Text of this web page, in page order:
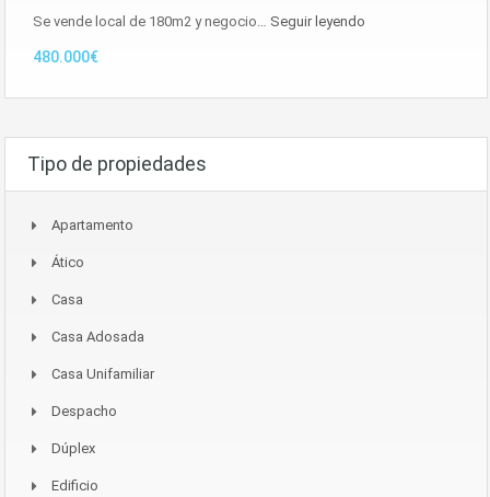
Se vende local de 180m2 y negocio… Seguir leyendo
480.000€
Tipo de propiedades
Apartamento
Ático
Casa
Casa Adosada
Casa Unifamiliar
Despacho
Dúplex
Edificio